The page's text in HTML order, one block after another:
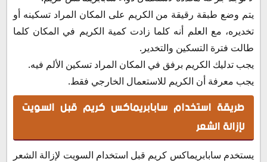
يتم وضع طبقة رقيقة من الكريم على المكان المراد تسكينه أو
تخديره، مع العلم أنه كلما زادت كمية الكريم في المكان كلما
طالت فترة التسكين والتخدير.
يجب تدليك الكريم برفق في المكان المراد تسكين الألم فيه.
يجب معرفة أن الكريم للاستعمال الخارجي فقط.
طريقة استخدام سابابريماكس كريم قبل السويت
لإزالة الشعر
يستخدم سابابريماكس كريم قبل استخدام السويت لإزالة الشعر